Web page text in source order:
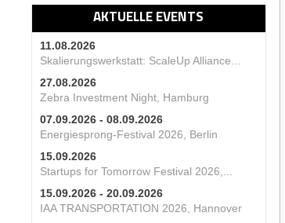
AKTUELLE EVENTS
11.08.2026
Skalierungswerkstatt: ScaleUp Alliance...
27.08.2026
Zebra Investment Night, Hamburg
07.09.2026 - 08.09.2026
Energiesprong-Festival 2026, Berlin
15.09.2026
Startups for Tomorrow Festival 2026,...
15.09.2026 - 20.09.2026
IAA TRANSPORTATION 2026, Hannover